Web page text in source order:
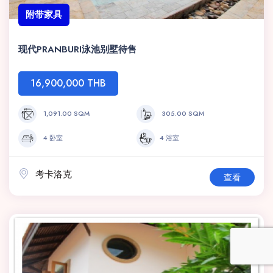
附带家具
现代PRANBURI泳池别墅待售
16,900,000 THB
1,091.00 SQM 305.00 SQM
4 卧室 4 浴室
考卡洛克 查看